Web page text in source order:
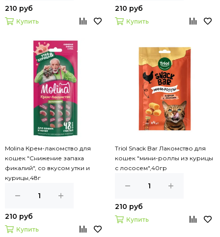
210 руб
Купить
210 руб
Купить
Molina Крем-лакомство для
кошек "Снижение запаха
фикалий", со вкусом утки и
курицы,48г
210 руб
Купить
Triol Snack Bar Лакомство для
кошек "мини-роллы из курицы
с лососем",40гр
210 руб
Купить